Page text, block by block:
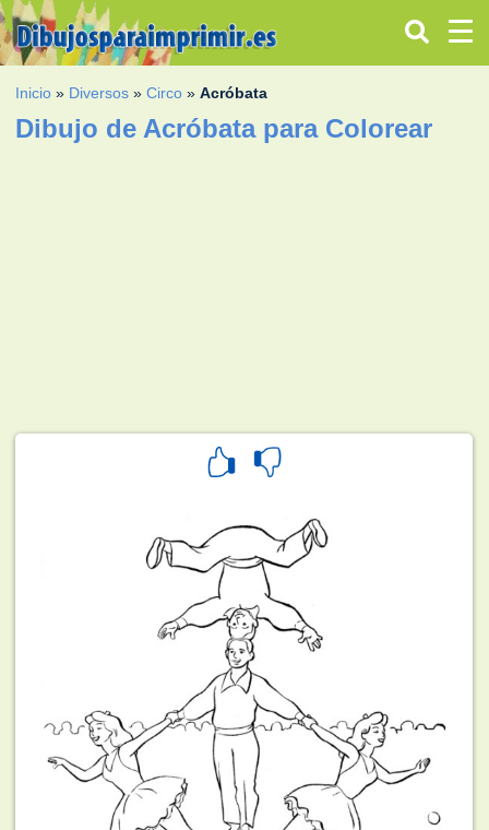
Inicio » Diversos »Circo »Acróbata
Dibujo de Acróbata para Colorear